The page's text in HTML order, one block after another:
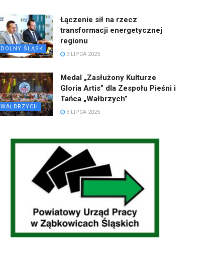
DOLNY ŚLĄSK
Łączenie sił na rzecz
transformacji energetycznej
regionu
3 LIPCA 2025
WAŁBRZYCH
Medal „Zasłużony Kulturze
Gloria Artis” dla Zespołu Pieśni i
Tańca „Wałbrzych”
3 LIPCA 2025